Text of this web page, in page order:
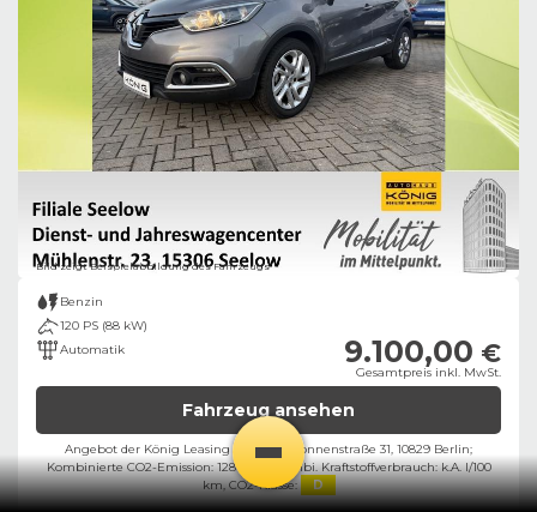
Bild zeigt Beispielabbildung des Fahrzeugs
Benzin
120 PS (88 kW)
Automatik
9.100,00 €
Gesamtpreis inkl. MwSt.
Fahrzeug ansehen
Angebot der König Leasing GmbH, Kolonnenstraße 31, 10829 Berlin;
Kombinierte CO2-Emission: 128 g/km,
Kombi. Kraftstoffverbrauch: k.A. l/100
km, CO2-Klasse: D